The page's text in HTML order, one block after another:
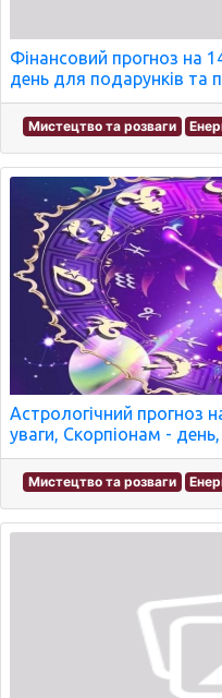
Фінансовий прогноз на
день для подарунків та
Мистецтво та розваги
Астрологічний прогноз
уваги, Скорпіонам -
Мистецтво та розваги